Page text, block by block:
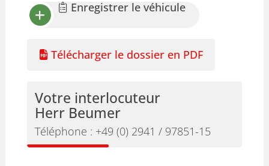
Enregistrer le véhicule
Télécharger le dossier en PDF
Votre interlocuteur
Herr Beumer
Téléphone : +49 (0) 2941 / 97851-15